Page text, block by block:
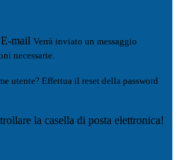
E-mail Verrà inviato un messaggio
necessarie.
utente? Effettua il reset della password
la casella di posta elettronica!